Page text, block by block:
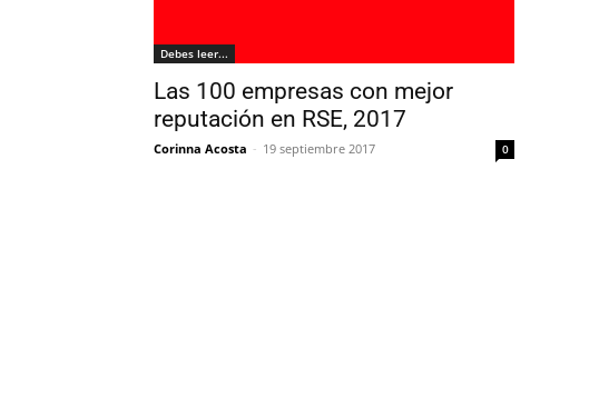
Debes leer...
Las 100 empresas con mejor
reputación en RSE, 2017
Corinna Acosta - 19 septiembre 2017 0